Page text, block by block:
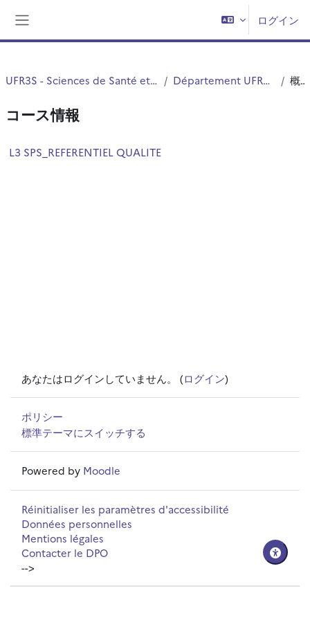
ログイン
UFR3S - Sciences de Santé et du Sport Département UFR3S - ILIS 概要
コース情報
L3 SPS_REFERENTIEL QUALITE
あなたはログインしていません。 (ログイン)
ポリシー
標準テーマにスイッチする
Powered by Moodle
Réinitialiser les paramètres d'accessibilité
Données personnelles
Mentions légales
Contacter le DPO
-->